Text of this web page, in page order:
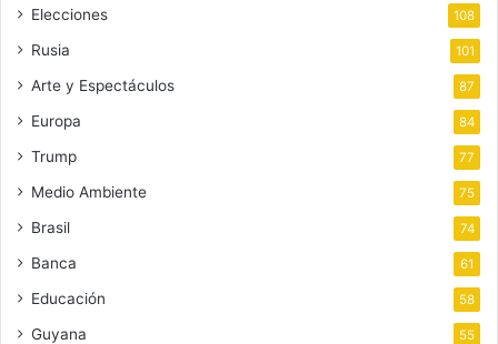
Elecciones 108
Rusia 101
Arte y Espectáculos 87
Europa 84
Trump 77
Medio Ambiente 75
Brasil 74
Banca 61
Educación 58
Guyana 55